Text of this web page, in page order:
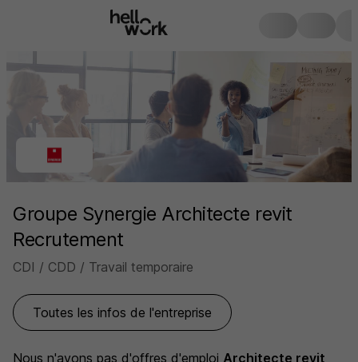
Groupe Synergie Architecte revit
Recrutement
CDI / CDD / Travail temporaire
Toutes les infos de l'entreprise
Nous n'avons pas d'offres d'emploi Architecte revit